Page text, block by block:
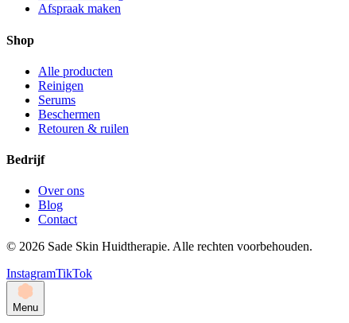
Afspraak maken
Shop
Alle producten
Reinigen
Serums
Beschermen
Retouren & ruilen
Bedrijf
Over ons
Blog
Contact
© 2026 Sade Skin Huidtherapie. Alle rechten voorbehouden.
InstagramTikTok
Menu